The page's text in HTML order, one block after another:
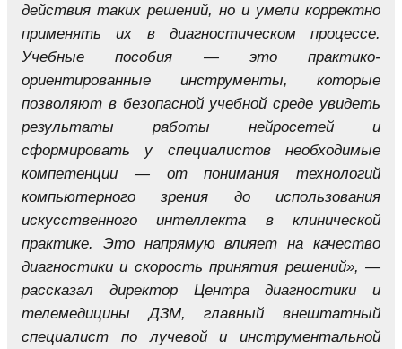
действия таких решений, но и умели корректно
применять их в диагностическом процессе.
Учебные пособия — это практико-
ориентированные инструменты, которые
позволяют в безопасной учебной среде увидеть
результаты работы нейросетей и
сформировать у специалистов необходимые
компетенции — от понимания технологий
компьютерного зрения до использования
искусственного интеллекта в клинической
практике. Это напрямую влияет на качество
диагностики и скорость принятия решений», —
рассказал директор Центра диагностики и
телемедицины ДЗМ, главный внештатный
специалист по лучевой и инструментальной